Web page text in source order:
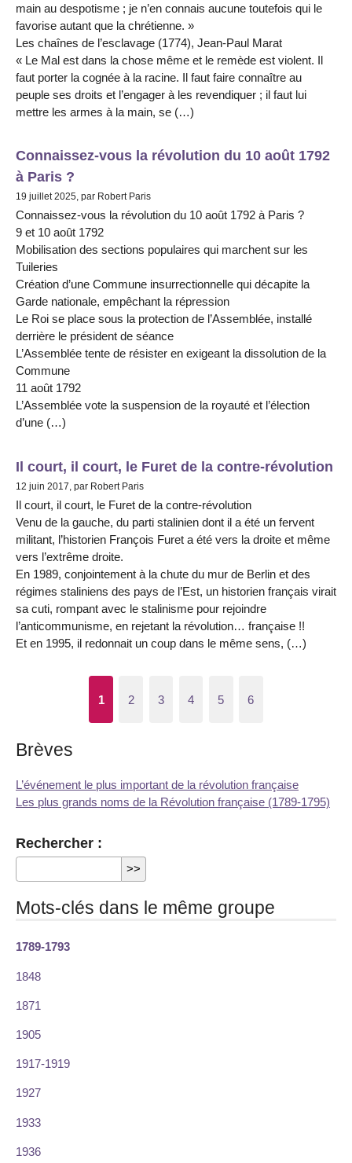
main au despotisme ; je n’en connais aucune toutefois qui le
favorise autant que la chrétienne. »
Les chaînes de l’esclavage (1774), Jean-Paul Marat
« Le Mal est dans la chose même et le remède est violent. Il
faut porter la cognée à la racine. Il faut faire connaître au
peuple ses droits et l’engager à les revendiquer ; il faut lui
mettre les armes à la main, se (…)
Connaissez-vous la révolution du 10 août 1792
à Paris ?
19 juillet 2025, par Robert Paris
Connaissez-vous la révolution du 10 août 1792 à Paris ?
9 et 10 août 1792
Mobilisation des sections populaires qui marchent sur les
Tuileries
Création d’une Commune insurrectionnelle qui décapite la
Garde nationale, empêchant la répression
Le Roi se place sous la protection de l’Assemblée, installé
derrière le président de séance
L’Assemblée tente de résister en exigeant la dissolution de la
Commune
11 août 1792
L’Assemblée vote la suspension de la royauté et l’élection
d’une (…)
Il court, il court, le Furet de la contre-révolution
12 juin 2017, par Robert Paris
Il court, il court, le Furet de la contre-révolution
Venu de la gauche, du parti stalinien dont il a été un fervent
militant, l’historien François Furet a été vers la droite et même
vers l’extrême droite.
En 1989, conjointement à la chute du mur de Berlin et des
régimes staliniens des pays de l’Est, un historien français virait
sa cuti, rompant avec le stalinisme pour rejoindre
l’anticommunisme, en rejetant la révolution… française !!
Et en 1995, il redonnait un coup dans le même sens, (…)
1 2 3 4 5 6
Brèves
L’événement le plus important de la révolution française
Les plus grands noms de la Révolution française (1789-1795)
Rechercher :
Mots-clés dans le même groupe
1789-1793
1848
1871
1905
1917-1919
1927
1933
1936